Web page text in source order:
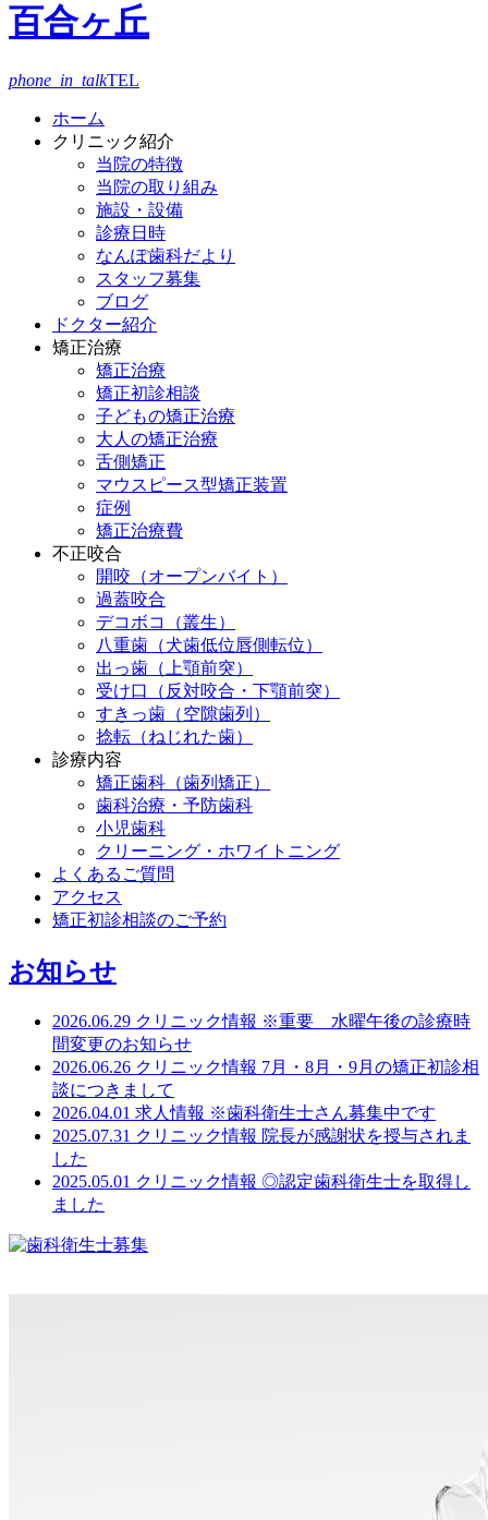
百合ヶ丘
phone_in_talkTEL
ホーム
クリニック紹介
当院の特徴
当院の取り組み
施設・設備
診療日時
なんぽ歯科だより
スタッフ募集
ブログ
ドクター紹介
矯正治療
矯正治療
矯正初診相談
子どもの矯正治療
大人の矯正治療
舌側矯正
マウスピース型矯正装置
症例
矯正治療費
不正咬合
開咬（オープンバイト）
過蓋咬合
デコボコ（叢生）
八重歯（犬歯低位唇側転位）
出っ歯（上顎前突）
受け口（反対咬合・下顎前突）
すきっ歯（空隙歯列）
捻転（ねじれた歯）
診療内容
矯正歯科（歯列矯正）
歯科治療・予防歯科
小児歯科
クリーニング・ホワイトニング
よくあるご質問
アクセス
矯正初診相談のご予約
お知らせ
2026.06.29 クリニック情報 ※重要 水曜午後の診療時
間変更のお知らせ
2026.06.26 クリニック情報 7月・8月・9月の矯正初診相
談につきまして
2026.04.01 求人情報 ※歯科衛生士さん募集中です
2025.07.31 クリニック情報 院長が感謝状を授与されま
した
2025.05.01 クリニック情報 ◎認定歯科衛生士を取得し
ました